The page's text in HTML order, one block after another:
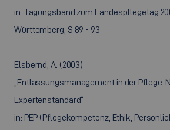
in: Tagungsband zum Landespflegetag
Württemberg, S 89 - 93
Elsbernd, A. (2003)
„Entlassungsmanagement in der Pflege.
Expertenstandard“
in: PEP (Pflegekompetenz, Ethik,